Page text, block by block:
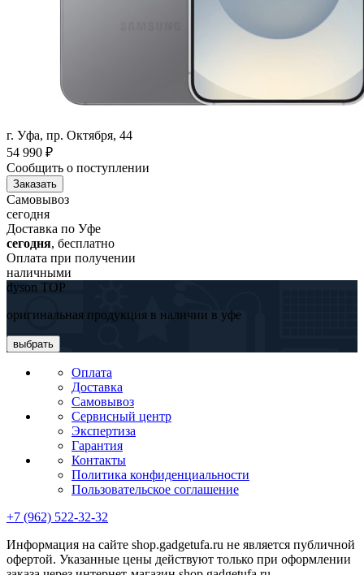
г. Уфа, пр. Октября, 44
54 990 ₽
Сообщить о поступлении
Заказать
Самовывоз
сегодня
Доставка по Уфе
сегодня, бесплатно
Оплата при получении
наличными
dyson TOP
оригинальная продукция в наличии в уфе
выбрать
Оплата
Доставка
Самовывоз
Сервисный центр
Экспертиза
Гарантия
Контакты
Политика конфиденциальности
Пользовательское соглашение
+7 (962) 522-32-32
Информация на сайте shop.gadgetufa.ru не является публичной
офертой. Указанные цены действуют только при оформлении